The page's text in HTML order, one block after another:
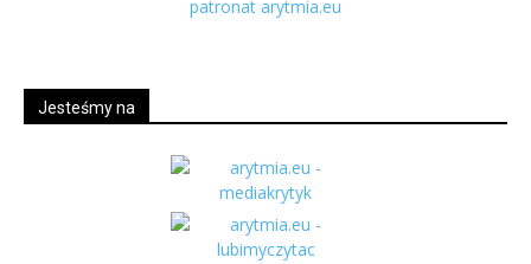
Jesteśmy na